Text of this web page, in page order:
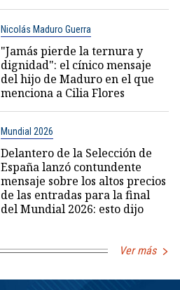
Nicolás Maduro Guerra
"Jamás pierde la ternura y
dignidad": el cínico mensaje
del hijo de Maduro en el que
menciona a Cilia Flores
Mundial 2026
Delantero de la Selección de
España lanzó contundente
mensaje sobre los altos precios
de las entradas para la final
del Mundial 2026: esto dijo
Ver más